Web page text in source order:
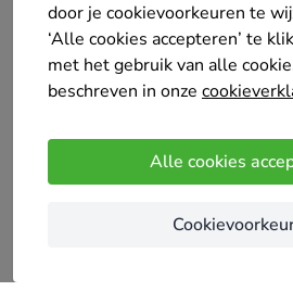
door je cookievoorkeuren te
‘Alle cookies accepteren’ te
met het gebruik van alle
beschreven in onze
Alle cookies
RH projects
(2 reviews)
Uw partner voor